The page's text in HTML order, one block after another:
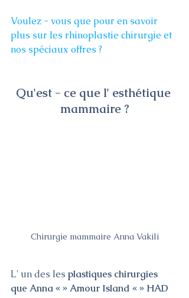
Voulez - vous que pour en savoir
plus sur les rhinoplastie chirurgie et
nos spéciaux offres ?
Qu'est - ce que l' esthétique
mammaire ?
Chirurgie mammaire Anna Vakili
L' un des les plastiques chirurgies
que Anna « » Amour Island « » HAD